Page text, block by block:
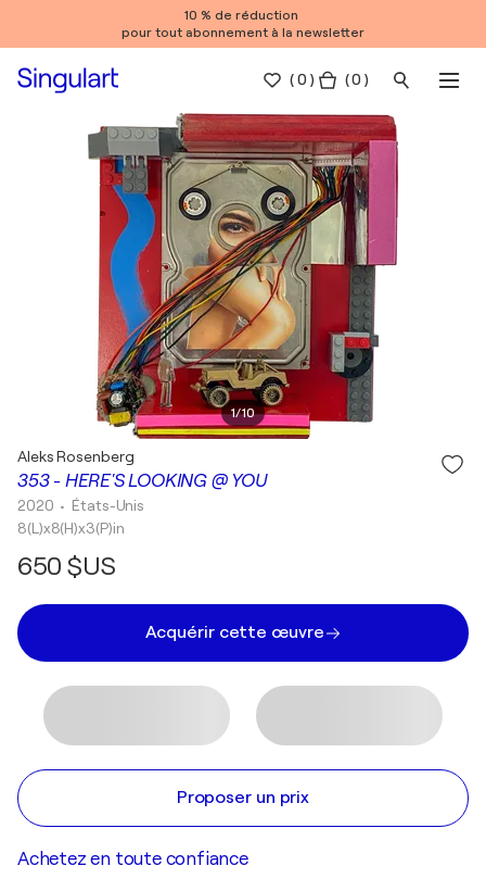
10 % de réduction
pour tout abonnement à la newsletter
(0 ) ( 0 )
1/10
353 - HERE'S LOOKING @ YOU
Aleks Rosenberg
2020 • États-Unis
8(L)x8(H)x3(P)in
650 $US
Acquérir cette œuvre
Proposer un prix
Achetez en toute confiance